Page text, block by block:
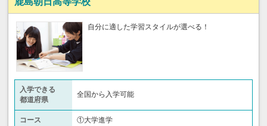
自分に適した学習スタイルが選べる！
入学できる
都道府県
全国から入学可能
コース
①大学進学